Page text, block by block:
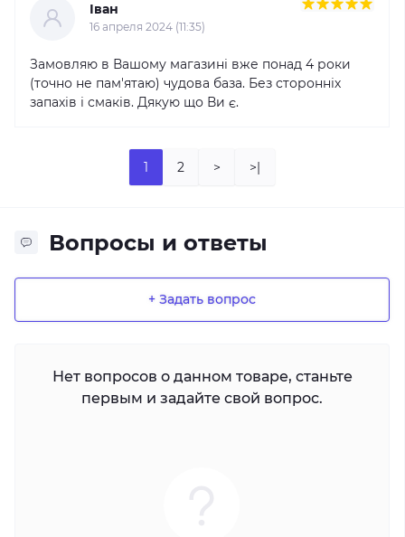
Іван
16 апреля 2024 (11:35)
Замовляю в Вашому магазині вже понад 4 роки
(точно не пам'ятаю) чудова база. Без сторонніх
запахів і смаків. Дякую що Ви є.
1 2 > >|
Вопросы и ответы
+ Задать вопрос
Нет вопросов о данном товаре, станьте
первым и задайте свой вопрос.